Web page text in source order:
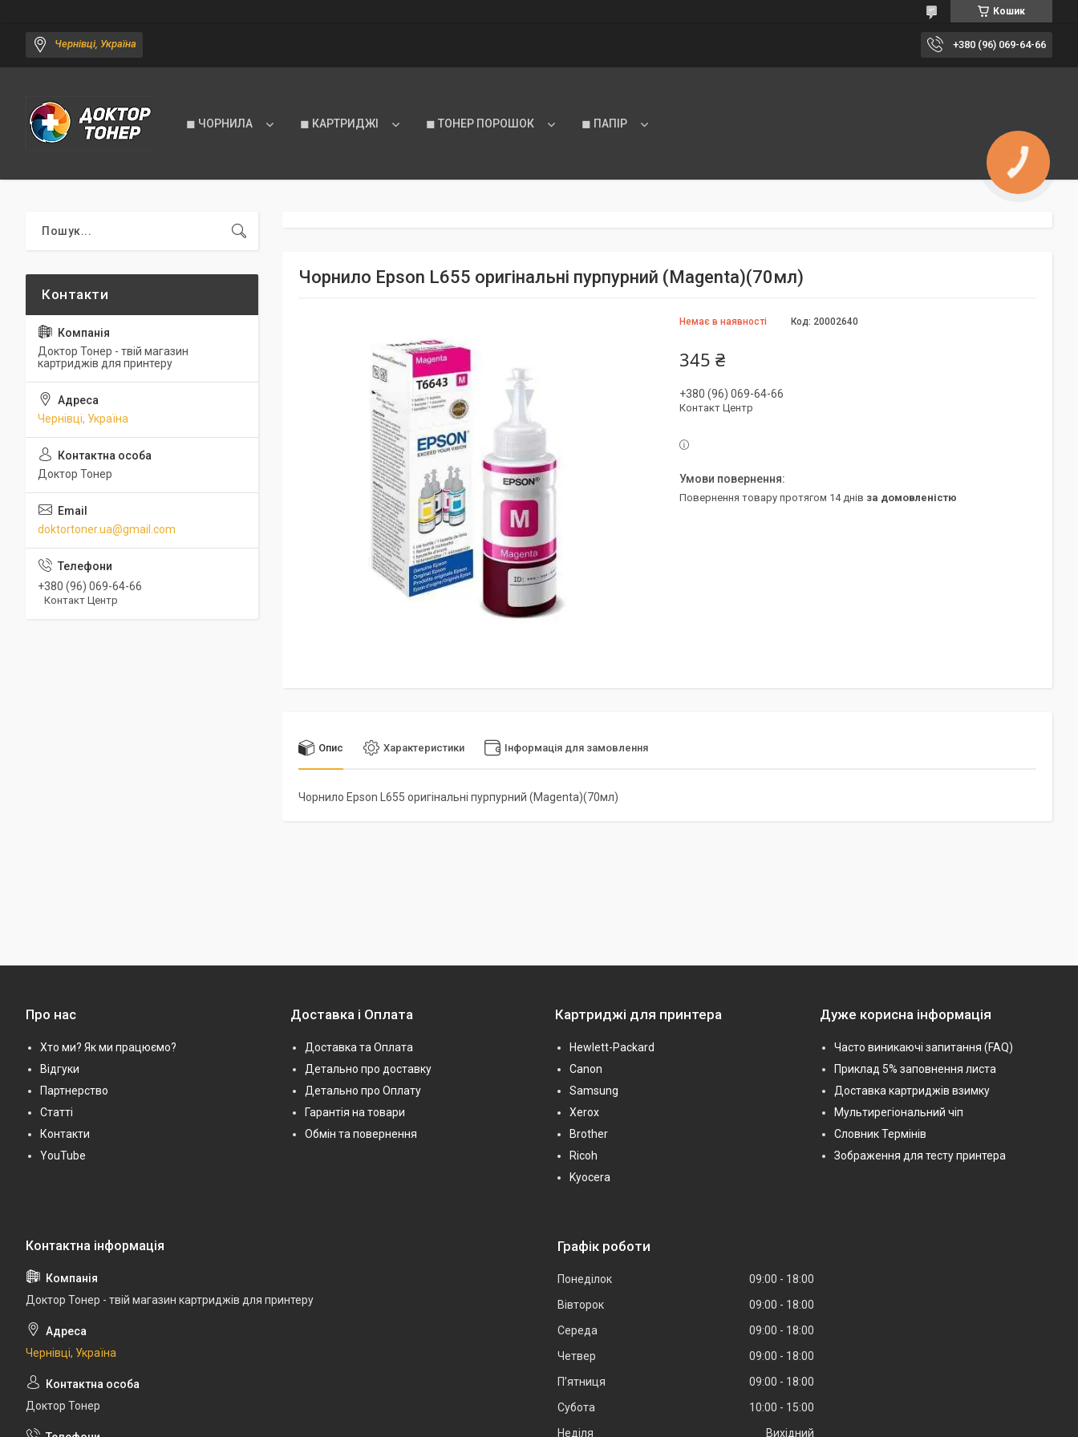
Кошик
Чернівці, Україна +380 (96) 069-64-66
◼ ЧОРНИЛА ◼ КАРТРИДЖІ ◼ ТОНЕР ПОРОШОК ◼ ПАПІР
Чорнило Epson L655 оригінальні пурпурний (Magenta)(70мл)
Немає в наявності Код: 20002640
345 ₴
+380 (96) 069-64-66
Контакт Центр
повернення товару протягом 14 днів за домовленістю
Опис Характеристики Інформація для замовлення
Чорнило Epson L655 оригінальні пурпурний (Magenta)(70мл)
Доктор Тонер - твій магазин
картриджів для принтеру
Чернівці, Україна
Доктор Тонер
doktortoner.ua@gmail.com
+380 (96) 069-64-66
Контакт Центр
Про нас
Хто ми? Як ми працюємо?
Відгуки
Партнерство
Статті
Контакти
YouTube
Доставка і Оплата
Доставка та Оплата
Детально про доставку
Детально про Оплату
Гарантія на товари
Обмін та повернення
Картриджі для принтера
Hewlett-Packard
Canon
Samsung
Xerox
Brother
Ricoh
Kyocera
Дуже корисна інформація
Часто виникаючі запитання (FAQ)
Приклад 5% заповнення листа
Доставка картриджів взимку
Мультирегіональний чіп
Словник Термінів
Зображення для тесту принтера
Доктор Тонер - твій магазин картриджів для принтеру
Чернівці, Україна
Доктор Тонер
Графік роботи
Понеділок 09:00
18:00
Вівторок
09:00
18:00
Середа
09:00
18:00
Четвер
09:00
18:00
Пʼятниця
09:00
18:00
Субота
10:00
15:00
Неділя
Вихідний
КНОПКА
ЗВ'ЯЗКУ